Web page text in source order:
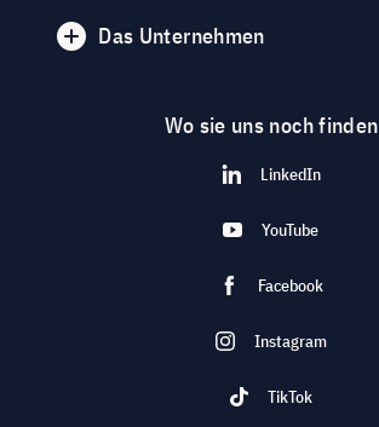
Das Unternehmen
Wo sie uns noch finden
LinkedIn
YouTube
Facebook
Instagram
TikTok